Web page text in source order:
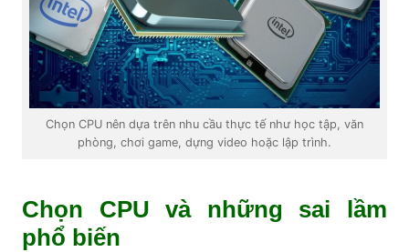
Chọn CPU nên dựa trên nhu cầu thực tế như học tập, văn
phòng, chơi game, dựng video hoặc lập trình.
Chọn CPU và những sai lầm
phổ biến